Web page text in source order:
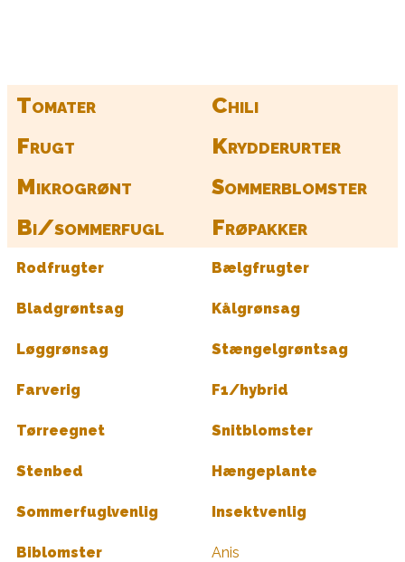
Tomater
Chili
Frugt
Krydderurter
Mikrogrønt
Sommerblomster
Bi/sommerfugl
Frøpakker
Rodfrugter Bælgfrugter
Bladgrøntsag Kålgrønsag
Løggrønsag Stængelgrøntsag
Farverig F1/hybrid
Tørreegnet Snitblomster
Stenbed Hængeplante
Sommerfuglvenlig Insektvenlig
Biblomster Anis